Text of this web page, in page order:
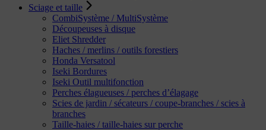
Sciage et taille
CombiSystème / MultiSystème
Découpeuses à disque
Eliet Shredder
Haches / merlins / outils forestiers
Honda Versatool
Iseki Bordures
Iseki Outil multifonction
Perches élagueuses / perches d’élagage
Scies de jardin / sécateurs / coupe-branches / scies à
branches
Taille-haies / taille-haies sur perche